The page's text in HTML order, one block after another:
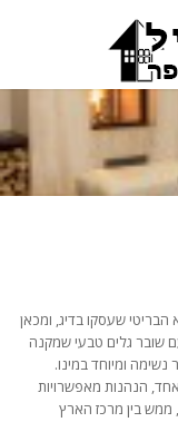
יוצאי הצבא הבריטי שעסקו בדיג, ומכאן
שובר גלים טבעי שמקנה
ומיוחד במינו.
וצעירות כאחד, הנהנות מאפשרויות
בין מרכז הארץ